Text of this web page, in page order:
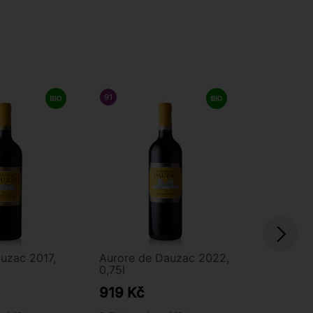
2017,
91
Aurore de Dauzac 2022,
0,75l
919 Kč